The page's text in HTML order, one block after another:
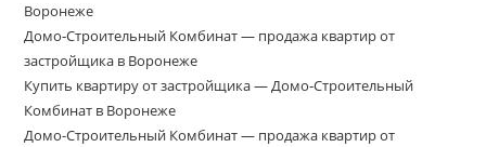
Воронеже
Домо‑Строительный Комбинат — продажа квартир от
застройщика в Воронеже
Купить квартиру от застройщика — Домо‑Строительный
Комбинат в Воронеже
Домо-Строительный Комбинат — продажа квартир от